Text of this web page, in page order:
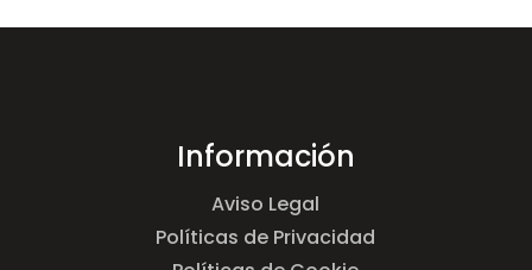
Información
Aviso Legal
Políticas de Privacidad